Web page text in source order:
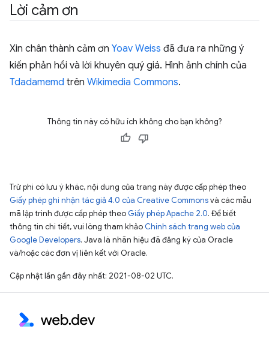
Lời cảm ơn
Xin chân thành cảm ơn Yoav Weiss đã đưa ra những ý
kiến phản hồi và lời khuyên quý giá. Hình ảnh chính của
Tdadamemd trên Wikimedia Commons.
Thông tin này có hữu ích không cho bạn không?
Trừ phi có lưu ý khác, nội dung của trang này được cấp phép theo
Giấy phép ghi nhận tác giả 4.0 của Creative Commonsvà các mẫu
mã lập trình được cấp phép theo Giấy phép Apache 2.0. Để biết
thông tin chi tiết, vui lòng tham khảo Chính sách trang web của
Google Developers. Java là nhãn hiệu đã đăng ký của Oracle
và/hoặc các đơn vị liên kết với Oracle.
Cập nhật lần gần đây nhất: 2021-08-02 UTC.